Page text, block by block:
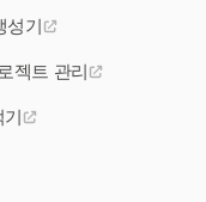
성기
젝트 관리